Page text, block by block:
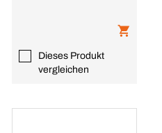
Dieses Produkt
vergleichen